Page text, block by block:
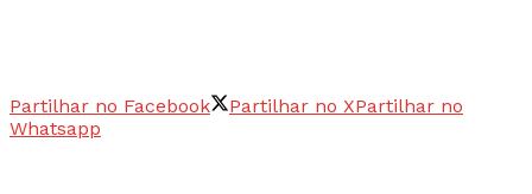
Partilhar no Facebook Partilhar no XPartilhar no
Whatsapp